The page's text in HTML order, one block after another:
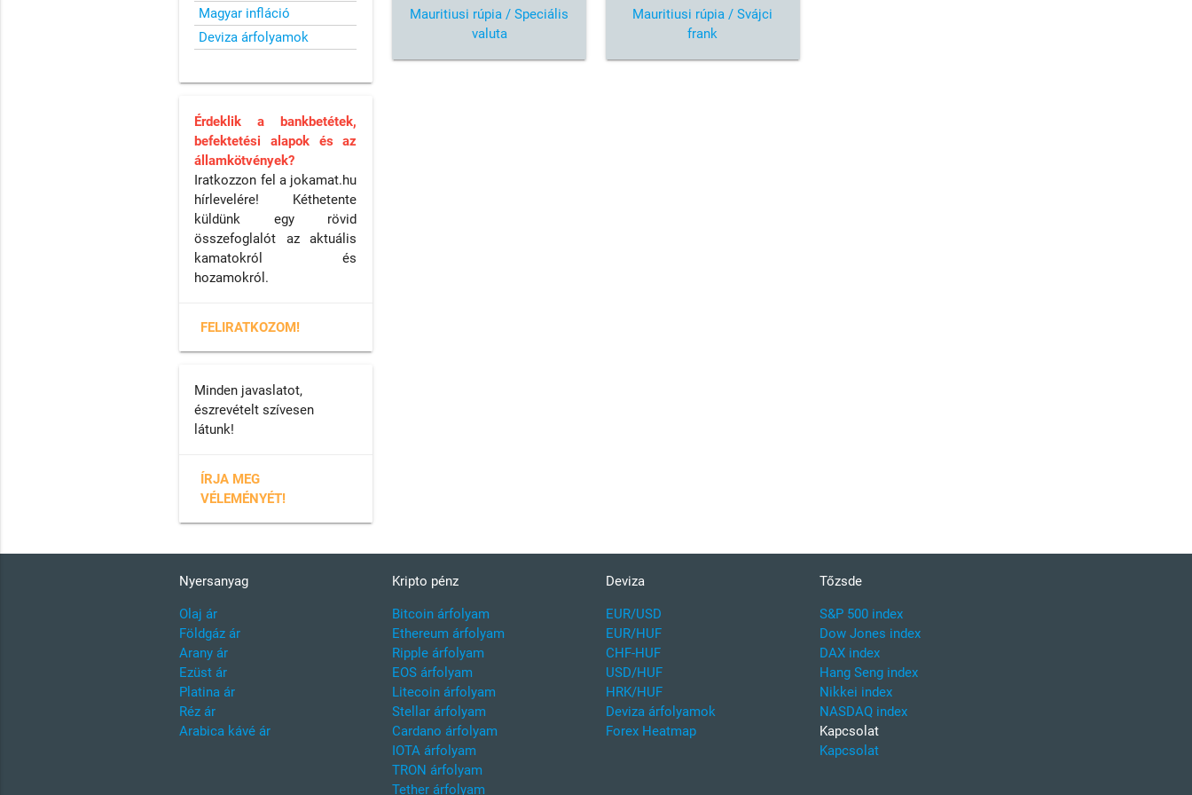
Mauritiusi rúpia / Speciális
valuta
Mauritiusi rúpia / Svájci
frank
Magyar infláció
Deviza árfolyamok
Érdeklik a bankbetétek,
befektetési alapok és az
államkötvények?
Iratkozzon fel a jokamat.hu
hírlevelére! Kéthetente
küldünk egy rövid
összefoglalót az aktuális
kamatokról és
hozamokról.
FELIRATKOZOM!
Minden javaslatot,
észrevételt szívesen
látunk!
ÍRJA MEG
VÉLEMÉNYÉT!
Nyersanyag
Olaj ár
Földgáz ár
Arany ár
Ezüst ár
Platina ár
Réz ár
Arabica kávé ár
Kripto pénz
Bitcoin árfolyam
Ethereum árfolyam
Ripple árfolyam
EOS árfolyam
Litecoin árfolyam
Stellar árfolyam
Cardano árfolyam
IOTA árfolyam
TRON árfolyam
Tether árfolyam
Deviza
EUR/USD
EUR/HUF
CHF-HUF
USD/HUF
HRK/HUF
Deviza árfolyamok
Forex Heatmap
Tőzsde
S&P 500 index
Dow Jones index
DAX index
Hang Seng index
Nikkei index
NASDAQ index
Kapcsolat
Kapcsolat